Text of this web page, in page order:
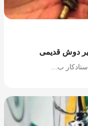
دوش قدیمی
ب...